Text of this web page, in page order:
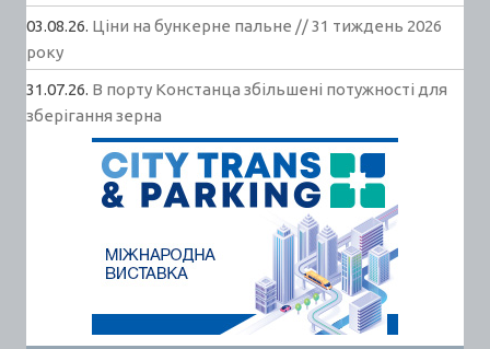
03.08.26. Ціни на бункерне пальне // 31 тиждень 2026
року
31.07.26. В порту Констанца збільшені потужності для
зберігання зерна